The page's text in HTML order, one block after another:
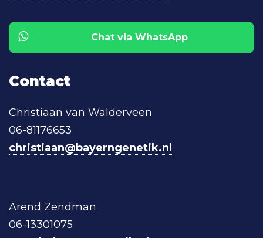
Chat via WhatsApp
Contact
Christiaan van Walderveen
06-81176653
christiaan@bayerngenetik.nl
Arend Zendman
06-13301075